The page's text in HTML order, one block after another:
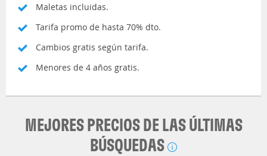
Maletas incluidas.
Tarifa promo de hasta 70% dto.
Cambios gratis según tarifa.
Menores de 4 años gratis.
MEJORES PRECIOS DE LAS ÚLTIMAS
BÚSQUEDAS